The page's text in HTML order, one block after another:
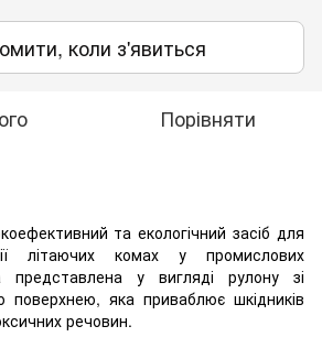
коли з'явиться
Порівняти
та екологічний засіб для
літаючих комах у промислових
представлена у вигляді рулону зі
поверхнею, яка приваблює шкідників
речовин.